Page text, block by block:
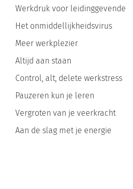
Werkdruk voor leidinggevende
Het onmiddellijkheidsvirus
Meer werkplezier
Altijd aan staan
Control, alt, delete werkstress
Pauzeren kun je leren
Vergroten van je veerkracht
Aan de slag met je energie